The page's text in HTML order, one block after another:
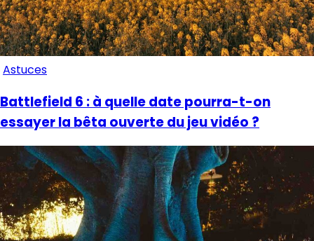
Astuces
Battlefield 6 : à quelle date pourra-t-on
essayer la bêta ouverte du jeu vidéo ?